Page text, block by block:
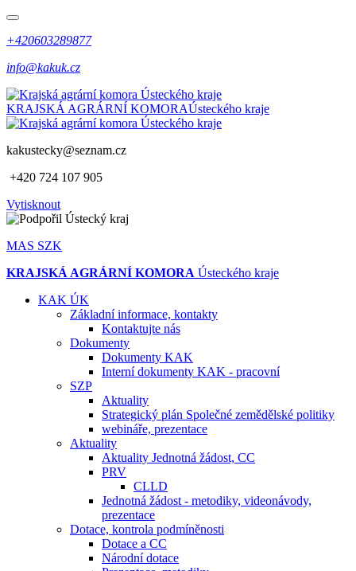
+420603289877
info@kakuk.cz
KRAJSKÁ AGRÁRNÍ KOMORAÚsteckého kraje
kakustecky@seznam.cz
+420 724 107 905
Vytisknout
MAS SZK
KRAJSKÁ AGRÁRNÍ KOMORA Ústeckého kraje
KAK ÚK
Základní informace, kontakty
Kontaktujte nás
Dokumenty
Dokumenty KAK
Interní dokumenty KAK - pracovní
SZP
Aktuality
Strategický plán Společné zemědělské politiky
webináře, prezentace
Aktuality
Aktuality Jednotná žádost, CC
PRV
CLLD
Jednotná žádost - metodiky, videonávody,
prezentace
Dotace, kontrola podmíněnosti
Dotace a CC
Národní dotace